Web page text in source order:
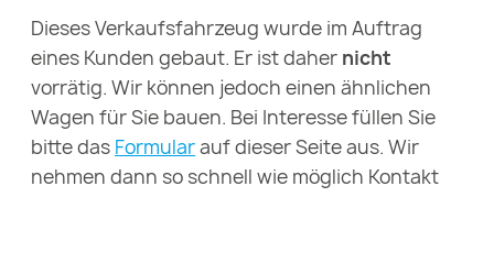
Dieses Verkaufsfahrzeug wurde im Auftrag
eines Kunden gebaut. Er ist daher nicht
vorrätig. Wir können jedoch einen ähnlichen
Wagen für Sie bauen. Bei Interesse füllen Sie
bitte das Formularauf dieser Seite aus. Wir
nehmen dann so schnell wie möglich Kontakt